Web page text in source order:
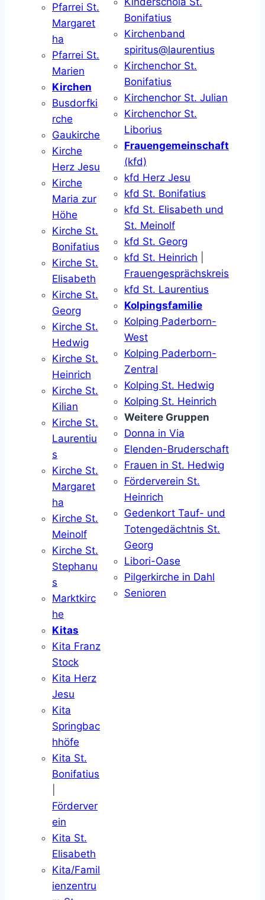
Pfarrei St.
Margaret
ha
Pfarrei St.
Marien
Kirchen
Busdorfki
rche
Gaukirche
Kirche
Herz Jesu
Kirche
Maria zur
Höhe
Kirche St.
Bonifatius
Kirche St.
Elisabeth
Kirche St.
Georg
Kirche St.
Hedwig
Kirche St.
Heinrich
Kirche St.
Kilian
Kirche St.
Laurentiu
s
Kirche St.
Margaret
ha
Kirche St.
Meinolf
Kirche St.
Stephanu
s
Marktkirc
he
Kitas
Kita Franz
Stock
Kita Herz
Jesu
Kita
Springbac
hhöfe
Kita St.
Bonifatius
Förderver
ein
Kita St.
Elisabeth
Kita/Famil
ienzentru
Bonifatius
Kirchenband
spiritus@laurentius
Kirchenchor St.
Bonifatius
Kirchenchor St. Julian
Kirchenchor St.
Liborius
Frauengemeinschaft
(kfd)
kfd Herz Jesu
kfd St. Bonifatius
kfd St. Elisabeth und
St. Meinolf
kfd St. Georg
kfd St. Heinrich
Frauengesprächskreis
kfd St. Laurentius
Kolpingsfamilie
Kolping Paderborn-
West
Kolping Paderborn-
Zentral
Kolping St. Hedwig
Kolping St. Heinrich
Weitere Gruppen
Donna in Via
Elenden-Bruderschaft
Frauen in St. Hedwig
Förderverein St.
Heinrich
Gedenkort Tauf- und
Totengedächtnis St.
Georg
Libori-Oase
Pilgerkirche in Dahl
Senioren